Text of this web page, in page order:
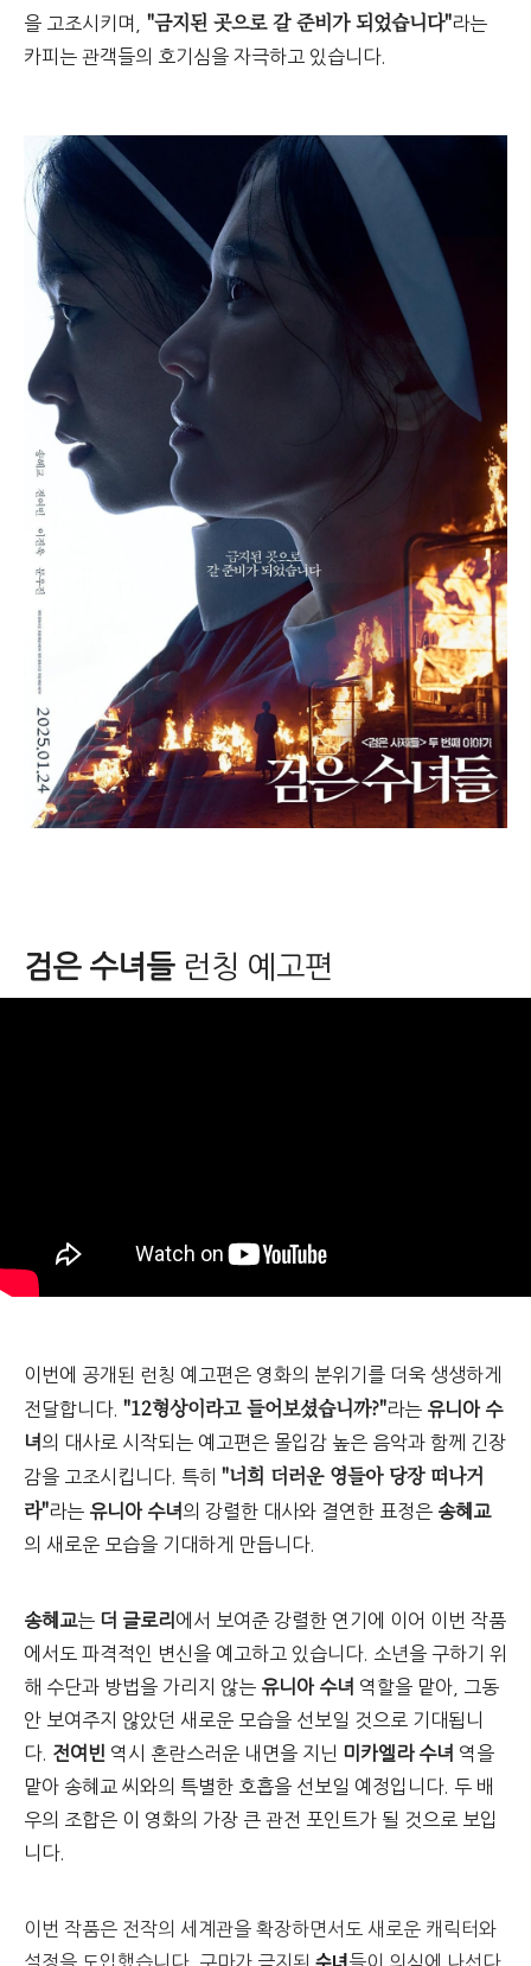
을 고조시키며,
"금지된 곳으로 갈 준비가 되었습니다"라는
카피는 관객들의 호기심을 자극하고 있습니다.
검은 수녀들런칭 예고편
이번에 공개된 런칭 예고편은 영화의 분위기를 더욱 생생하게
전달합니다. "12형상이라고 들어보셨습니까?"라는 유니아 수
녀 의 대사로 시작되는 예고편은 몰입감 높은 음악과 함께 긴장
감을 고조시킵니다. 특히 "너희 더러운 영들아 당장 떠나거
라"라는 유니아 수녀 의 강렬한 대사와 결연한 표정은 송혜교
의 새로운 모습을 기대하게 만듭니다.
송혜교는 더 글로리 에서 보여준 강렬한 연기에 이어 이번 작품
에서도 파격적인 변신을 예고하고 있습니다. 소년을 구하기 위
해 수단과 방법을 가리지 않는 유니아 수녀 역할을 맡아, 그동
안 보여주지 않았던 새로운 모습을 선보일 것으로 기대됩니
다. 전여빈 역시 혼란스러운 내면을 지닌 미카엘라 수녀 역을
맡아 송혜교 씨와의 특별한 호흡을 선보일 예정입니다. 두 배
우의 조합은 이 영화의 가장 큰 관전 포인트가 될 것으로 보입
니다.
이번 작품은 전작의 세계관을 확장하면서도 새로운 캐릭터와